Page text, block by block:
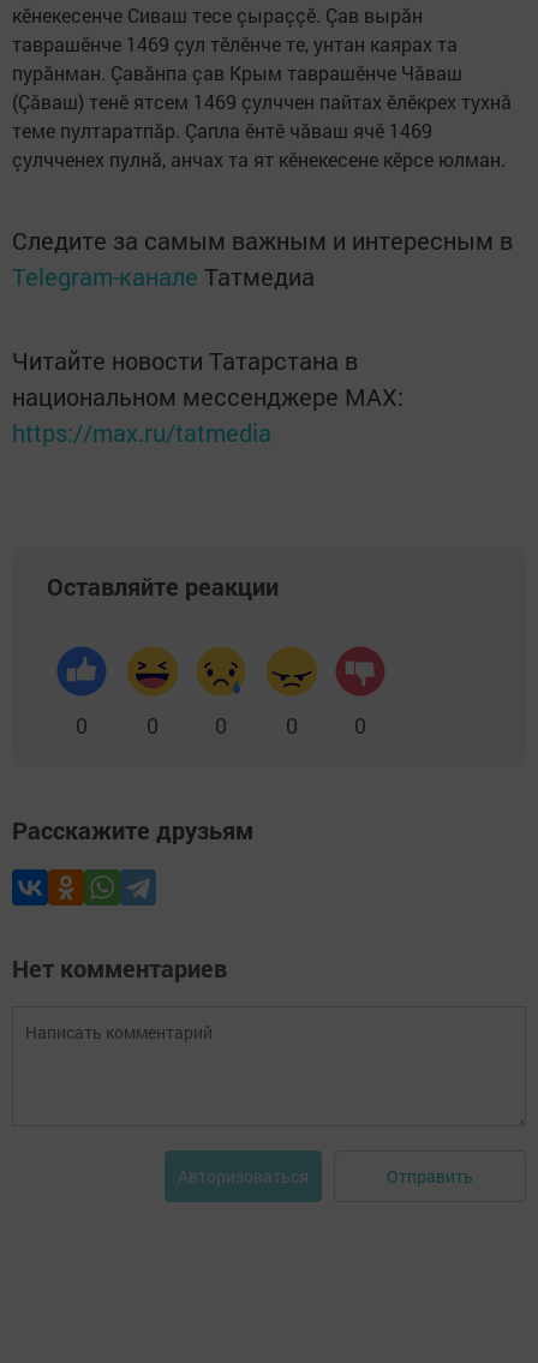
кӗнекесенче Сиваш тесе çыраççӗ. Çав вырăн
таврашӗнче 1469 çул тӗлӗнче те, унтан каярах та
пурăнман. Çавăнпа çав Крым таврашӗнче Чăваш
(Çăваш) тенӗ ятсем 1469 çулччен пайтах ӗлӗкрех тухнă
теме пултаратпăр. Çапла ӗнтӗ чăваш ячӗ 1469
çулчченех пулнă, анчах та ят кӗнекесене кӗрсе юлман.
Следите за самым важным и интересным в
Telegram-канале Татмедиа
Читайте новости Татарстана в
национальном мессенджере MАХ:
https://max.ru/tatmedia
Оставляйте реакции
0 0 0 0 0
Расскажите друзьям
Нет комментариев
Авторизоваться Отправить